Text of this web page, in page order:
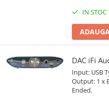
IN STOC
DAC iFi
Input: USB
Output: 1 x
Ended.